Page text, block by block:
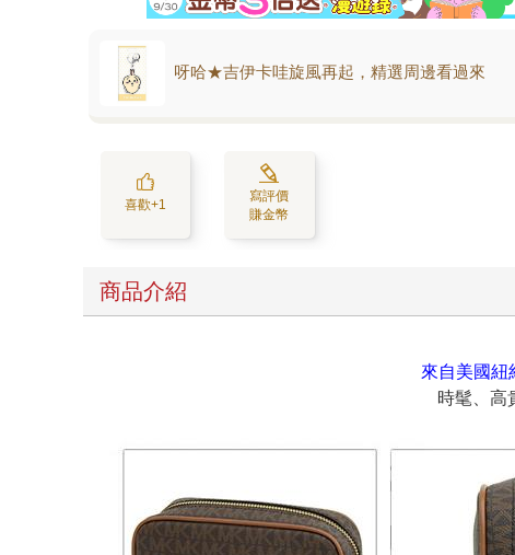
呀哈★吉伊卡哇旋風再起，精選周邊看過來
喜歡+1
寫評價
賺金幣
商品介紹
來自美國紐
時髦、高